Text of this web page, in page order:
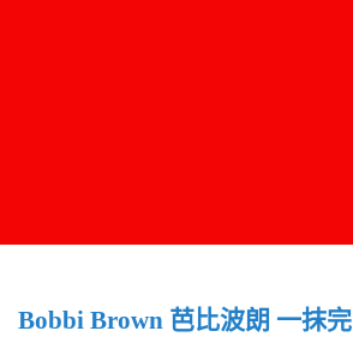
Bobbi Brown 芭比波朗 一抹完